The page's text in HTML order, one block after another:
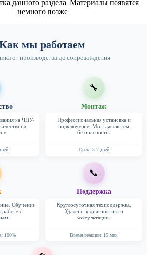
данного раздела. Материалы появятся
немного позже
Как мы работаем
от производства до сопровождения
на ЧПУ-
на
🔧
Монтаж
Профессиональная установка и
подключение. Монтаж систем
безопасности.
Срок: 3-7 дней
Обучение
работе с
100%
📞
Поддержка
Круглосуточная техподдержка.
Удаленная диагностика и
консультации.
Время реакции: 15 мин